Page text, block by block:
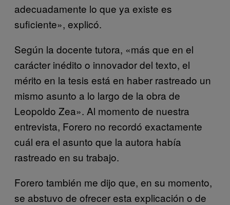
adecuadamente lo que ya existe es
suficiente», explicó.
Según la docente tutora, «más que en el
carácter inédito o innovador del texto, el
mérito en la tesis está en haber rastreado un
mismo asunto a lo largo de la obra de
Leopoldo Zea». Al momento de nuestra
entrevista, Forero no recordó exactamente
cuál era el asunto que la autora había
rastreado en su trabajo.
Forero también me dijo que, en su momento,
se abstuvo de ofrecer esta explicación o de